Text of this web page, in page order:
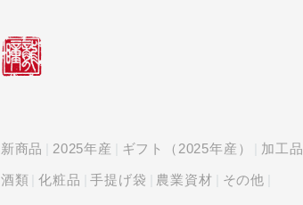
新商品 2025年産 ギフト（2025年産） 加工品
酒類 化粧品 手提げ袋 農業資材 その他